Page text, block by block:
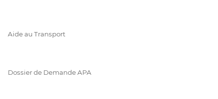
Aide au Transport
Dossier de Demande APA